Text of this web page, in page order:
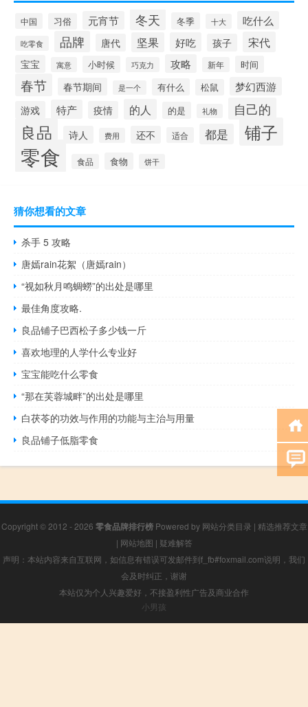
中国 习俗 元宵节 冬天 冬季 十大 吃什么
吃零食 品牌 唐代 坚果 好吃 孩子 宋代
宝宝 寓意 小时候 巧克力 攻略 新年 时间
春节 春节期间 是一个 有什么 松鼠 梦幻西游
游戏 特产 疫情 的人 的是 礼物 自己的
良品 诗人 费用 还不 适合 都是 铺子
零食 食品 食物 饼干
猜你想看的文章
杀手 5 攻略
唐嫣rain花絮（唐嫣rain）
“视如秋月鸣蜩蟧”的出处是哪里
最佳角度攻略.
良品铺子巴西松子多少钱一斤
喜欢地理的人学什么专业好
宝宝能吃什么零食
“那在芙蓉城畔”的出处是哪里
白茯苓的功效与作用的功能与主治与用量
良品铺子低脂零食
Copyright © 2012 - 2026 零食品牌排行榜Powered by 网站分类目录 | 精选推荐文章
| 网站地图 | 疑难解答
声明：本站内容来自互联网，如信息有错误可发邮件到f_fb#foxmail.com说明，我们
会及时纠正，谢谢
本站仅为个人兴趣爱好，不接盈利性广告及商业合作
小男孩